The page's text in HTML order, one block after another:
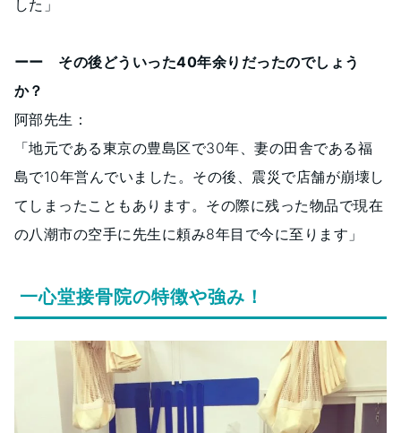
した」
ーー その後どういった40年余りだったのでしょう
か？
阿部先生：
「地元である東京の豊島区で30年、妻の田舎である福
島で10年営んでいました。その後、震災で店舗が崩壊し
てしまったこともあります。その際に残った物品で現在
の八潮市の空手に先生に頼み8年目で今に至ります」
一心堂接骨院の特徴や強み！